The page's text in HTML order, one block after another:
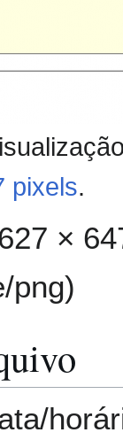
pixels.
×
png)